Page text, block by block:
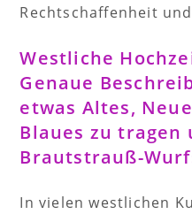
Rechtschaffenheit
Westliche
Genaue
etwas Altes,
Blaues zu tragen
Brautstrauß-
In vielen westlichen